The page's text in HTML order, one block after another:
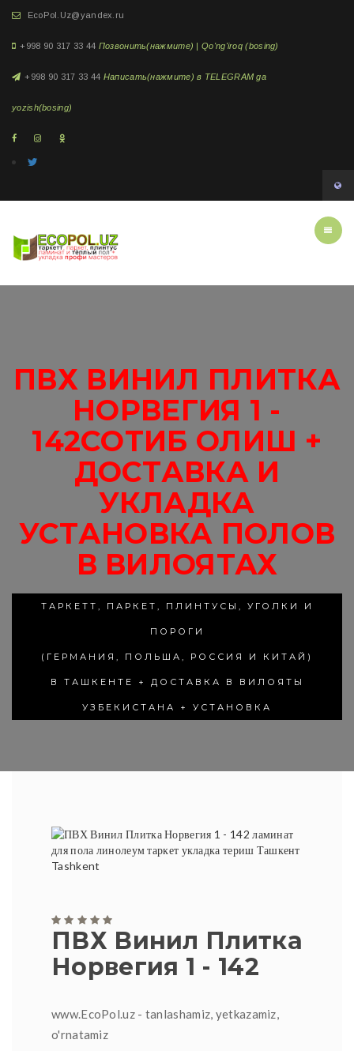
EcoPol.Uz@yandex.ru
+998 90 317 33 44 Позвонить(нажмите) | Qo'ng'iroq (bosing)
+998 90 317 33 44 Написать(нажмите) в TELEGRAM ga
yozish(bosing)
ПВХ ВИНИЛ ПЛИТКА
НОРВЕГИЯ 1 -
142СОТИБ ОЛИШ +
ДОСТАВКА И
УКЛАДКА
УСТАНОВКА ПОЛОВ
В ВИЛОЯТАХ
ТАРКЕТТ, ПАРКЕТ, ПЛИНТУСЫ, УГОЛКИ И
ПОРОГИ
(ГЕРМАНИЯ, ПОЛЬША, РОССИЯ И КИТАЙ)
В ТАШКЕНТЕ + ДОСТАВКА В ВИЛОЯТЫ
УЗБЕКИСТАНА + УСТАНОВКА
ПВХ Винил Плитка
Норвегия 1 - 142
www.EcoPol.uz - tanlashamiz, yetkazamiz,
o'rnatamiz